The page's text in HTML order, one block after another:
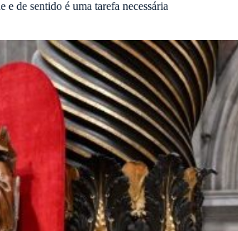
e de sentido é uma tarefa necessária